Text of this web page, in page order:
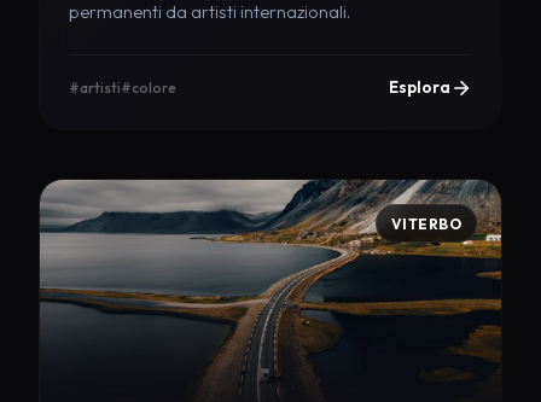
permanenti da artisti internazionali.
#artisti#colore Esplora
VITERBO